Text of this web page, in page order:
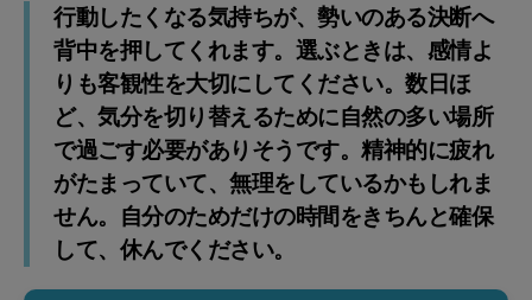
行動したくなる気持ちが、勢いのある決断へ
背中を押してくれます。選ぶときは、感情よ
りも客観性を大切にしてください。数日ほ
ど、気分を切り替えるために自然の多い場所
で過ごす必要がありそうです。精神的に疲れ
がたまっていて、無理をしているかもしれま
せん。自分のためだけの時間をきちんと確保
して、休んでください。